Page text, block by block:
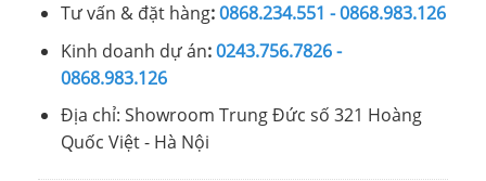
Tư vấn & đặt hàng:0868.234.551 - 0868.983.126
Kinh doanh dự án:0243.756.7826 -
0868.983.126
Địa chỉ: Showroom Trung Đức số 321 Hoàng
Quốc Việt - Hà Nội